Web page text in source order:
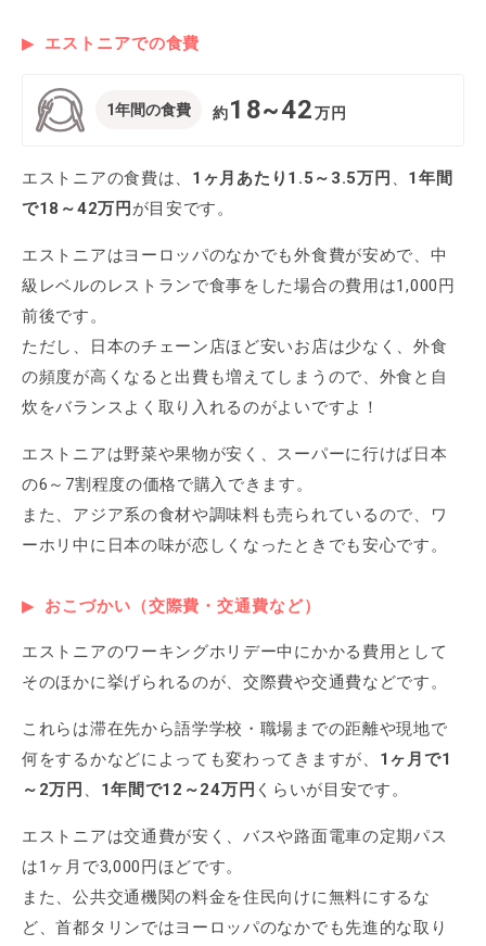
エストニアでの食費
1年間の食費 約18~42万円
エストニアの食費は、 1ヶ月あたり1.5～3.5万円 、 1年間
で18～42万円 が目安です。
エストニアはヨーロッパのなかでも外食費が安めで、中
級レベルのレストランで食事をした場合の費用は1,000円
前後です。
ただし、日本のチェーン店ほど安いお店は少なく、外食
の頻度が高くなると出費も増えてしまうので、外食と自
炊をバランスよく取り入れるのがよいですよ！
エストニアは野菜や果物が安く、スーパーに行けば日本
の6～7割程度の価格で購入できます。
また、アジア系の食材や調味料も売られているので、ワ
ーホリ中に日本の味が恋しくなったときでも安心です。
おこづかい（交際費・交通費など）
エストニアのワーキングホリデー中にかかる費用として
そのほかに挙げられるのが、交際費や交通費などです。
これらは滞在先から語学学校・職場までの距離や現地で
何をするかなどによっても変わってきますが、 1ヶ月で1
～2万円 、 1年間で12～24万円 くらいが目安です。
エストニアは交通費が安く、バスや路面電車の定期パス
は1ヶ月で3,000円ほどです。
また、公共交通機関の料金を住民向けに無料にするな
ど、首都タリンではヨーロッパのなかでも先進的な取り